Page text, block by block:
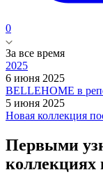
0
За все время
2025
6 июня 2025
BELLEHOME в
5 июня 2025
Новая коллекция
Первыми
коллекциях